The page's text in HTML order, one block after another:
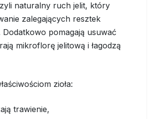
naturalny ruch jelit, który
zalegających resztek
pomagają usuwać
mikroflorę jelitową i łagodzą
zioła:
trawienie,